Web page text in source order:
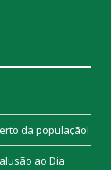
da população!
ao Dia